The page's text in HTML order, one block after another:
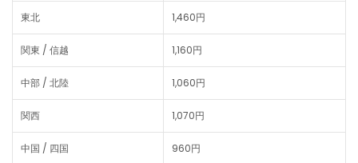
東北 1,460円
関東 / 信越 1,160円
中部 / 北陸 1,060円
関西 1,070円
中国 / 四国 960円